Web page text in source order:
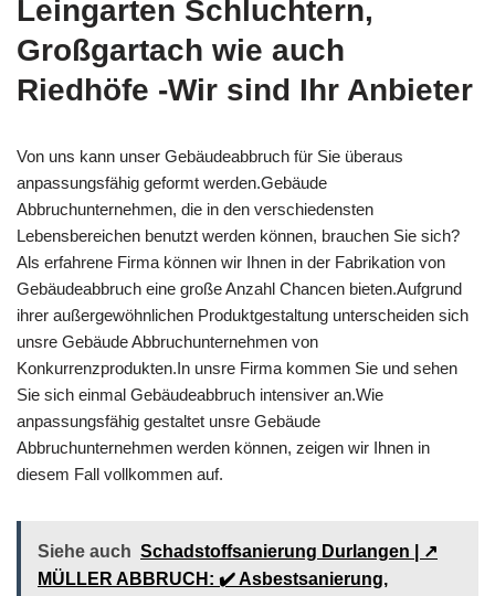
Leingarten Schluchtern,
Großgartach wie auch
Riedhöfe -Wir sind Ihr Anbieter
Von uns kann unser Gebäudeabbruch für Sie überaus
anpassungsfähig geformt werden.Gebäude
Abbruchunternehmen, die in den verschiedensten
Lebensbereichen benutzt werden können, brauchen Sie sich?
Als erfahrene Firma können wir Ihnen in der Fabrikation von
Gebäudeabbruch eine große Anzahl Chancen bieten.Aufgrund
ihrer außergewöhnlichen Produktgestaltung unterscheiden sich
unsre Gebäude Abbruchunternehmen von
Konkurrenzprodukten.In unsre Firma kommen Sie und sehen
Sie sich einmal Gebäudeabbruch intensiver an.Wie
anpassungsfähig gestaltet unsre Gebäude
Abbruchunternehmen werden können, zeigen wir Ihnen in
diesem Fall vollkommen auf.
Siehe auch Schadstoffsanierung Durlangen | ↗️
MÜLLER ABBRUCH: ✔️ Asbestsanierung,